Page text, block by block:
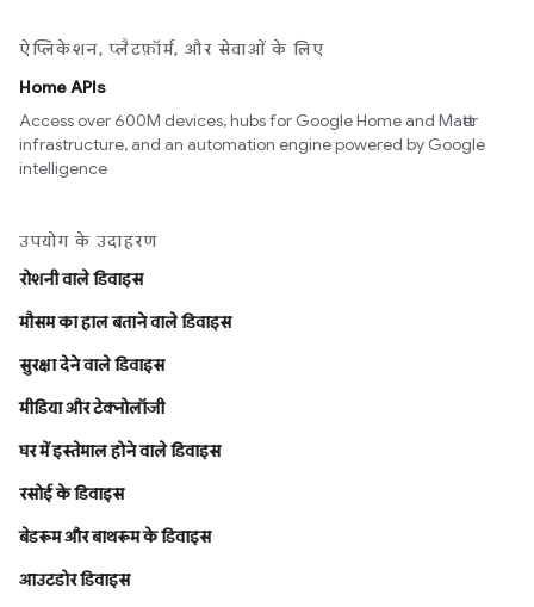
ऐप्लिकेशन, प्लैटफ़ॉर्म, और सेवाओं के लिए
Home APIs
Access over 600M devices, hubs for Google Home and Matter
infrastructure, and an automation engine powered by Google
intelligence
उपयोग के उदाहरण
रोशनी वाले डिवाइस
मौसम का हाल बताने वाले डिवाइस
सुरक्षा देने वाले डिवाइस
मीडिया और टेक्नोलॉजी
घर में इस्तेमाल होने वाले डिवाइस
रसोई के डिवाइस
बेडरूम और बाथरूम के डिवाइस
आउटडोर डिवाइस